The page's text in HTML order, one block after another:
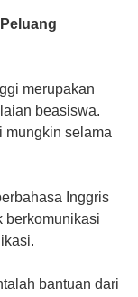
merupakan
beasiswa.
mungkin selama
Inggris
berkomunikasi
bantuan dari